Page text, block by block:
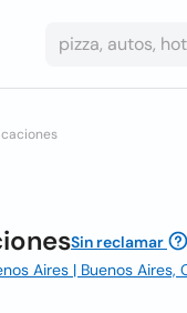
Sin reclamar
Aires | Buenos